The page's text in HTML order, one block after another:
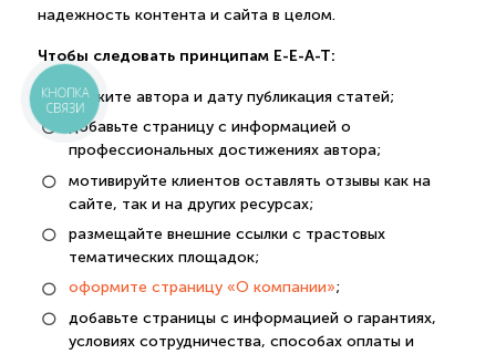
надежность контента и сайта в целом.
Чтобы следовать принципам Е-E-A-T:
укажите автора и дату публикация статей;
добавьте страницу с информацией о
профессиональных достижениях автора;
мотивируйте клиентов оставлять отзывы как на
сайте, так и на других ресурсах;
размещайте внешние ссылки с трастовых
тематических площадок;
оформите страницу «О компании»;
добавьте страницы с информацией о гарантиях,
условиях сотрудничества, способах оплаты и
КНОПКА
СВЯЗИ